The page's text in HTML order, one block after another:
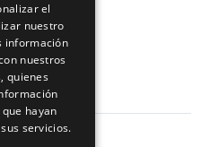
con
el
nuestro
información
nuestros
quienes
hayan
servicios.